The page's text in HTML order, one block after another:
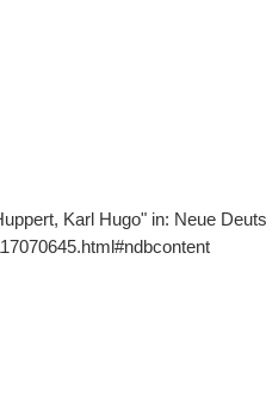
Karl Hugo" in: Neue